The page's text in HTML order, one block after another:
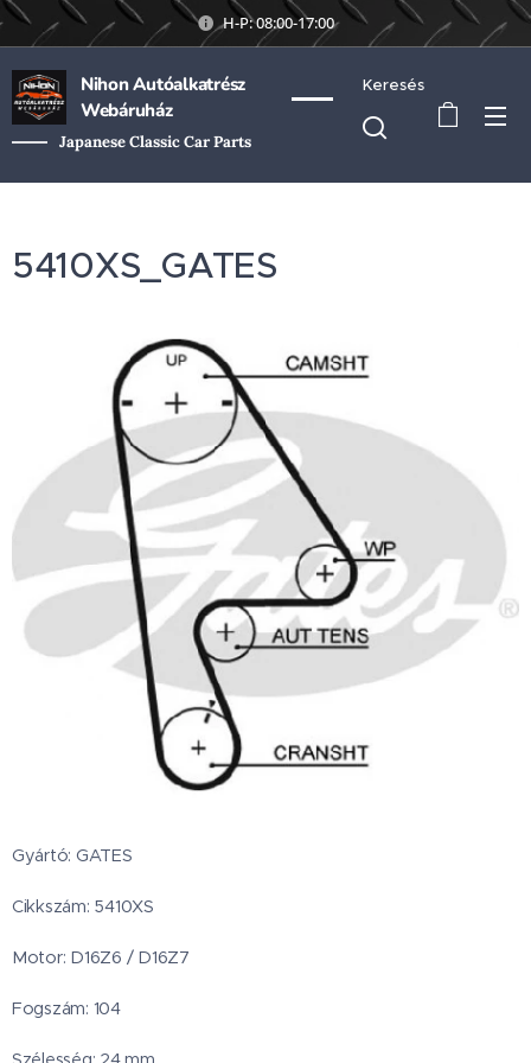
H-P: 08:00-17:00
Nihon Autóalkatrész
Webáruház
Japanese Classic Car Parts
Keresés
5410XS_GATES
Gyártó: GATES
Cikkszám: 5410XS
Motor: D16Z6 / D16Z7
Fogszám: 104